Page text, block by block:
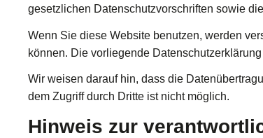
gesetzlichen Datenschutzvorschriften sowie
Wenn Sie diese Website benutzen, werden
können. Die vorliegende
Wir weisen darauf hin, dass die
dem Zugriff durch Dritte ist nicht möglich.
Hinweis zur